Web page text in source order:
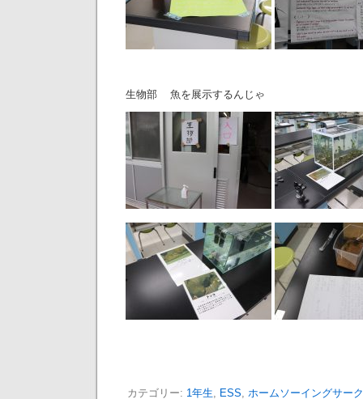
生物部 魚を展示するんじゃ
カテゴリー: 1年生, ESS, ホームソーイングサー